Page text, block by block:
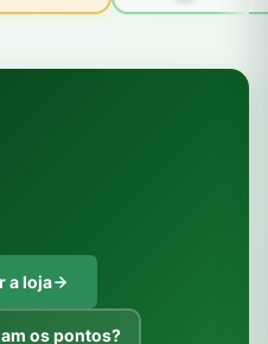
a loja
os pontos?